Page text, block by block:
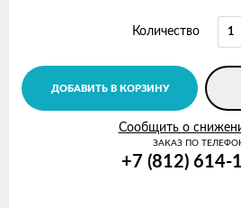
Количество
ДОБАВИТЬ В КОРЗИНУ
Сообщить о
ЗАКАЗ ПО
+7 (812) 614-